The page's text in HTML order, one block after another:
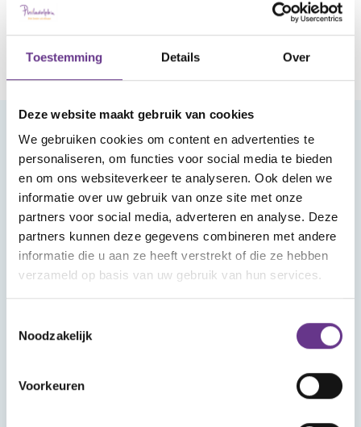
Toestemming Details Over
Deze website maakt gebruik van cookies
We gebruiken cookies om content en advertenties te
personaliseren, om functies voor social media te bieden
en om ons websiteverkeer te analyseren. Ook delen we
informatie over uw gebruik van onze site met onze
partners voor social media, adverteren en analyse. Deze
partners kunnen deze gegevens combineren met andere
informatie die u aan ze heeft verstrekt of die ze hebben
verzameld op basis van uw gebruik van hun services.
Noodzakelijk
Voorkeuren
Meld je aan voor onze nieuwsbrief
Aanmelden